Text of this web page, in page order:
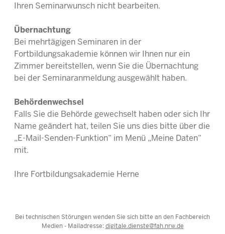
Ihren Seminarwunsch nicht bearbeiten.
Übernachtung
Bei mehrtägigen Seminaren in der
Fortbildungsakademie können wir Ihnen nur ein
Zimmer bereitstellen, wenn Sie die Übernachtung
bei der Seminaranmeldung ausgewählt haben.
Behördenwechsel
Falls Sie die Behörde gewechselt haben oder sich Ihr
Name geändert hat, teilen Sie uns dies bitte über die
„E-Mail-Senden-Funktion“ im Menü „Meine Daten“
mit.
Ihre Fortbildungsakademie Herne
Bei technischen Störungen wenden Sie sich bitte an den Fachbereich
Medien - Mailadresse:digitale.dienste@fah.nrw.de